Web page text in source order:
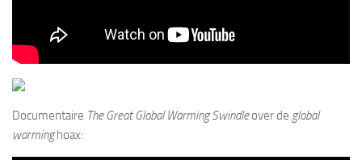
Documentaire The Great Global Warming Swindleover de global
warminghoax: